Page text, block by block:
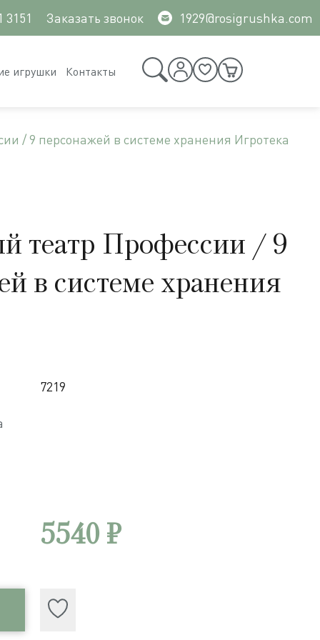
3151 Заказать звонок 1929@rosigrushka.com
игрушки Контакты
/ 9 персонажей в системе хранения Игротека
театр Профессии / 9
в системе хранения
7219
5540 ₽